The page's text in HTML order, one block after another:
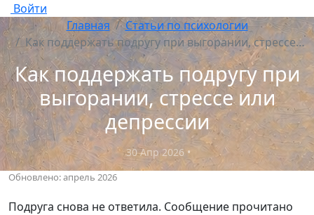
Войти
Главная
Статьи по психологии
Как поддержать подругу при выгорании, стрессе…
Как поддержать подругу при
выгорании, стрессе или
депрессии
30 Апр 2026 •
Обновлено: апрель 2026
Подруга снова не ответила. Сообщение прочитано